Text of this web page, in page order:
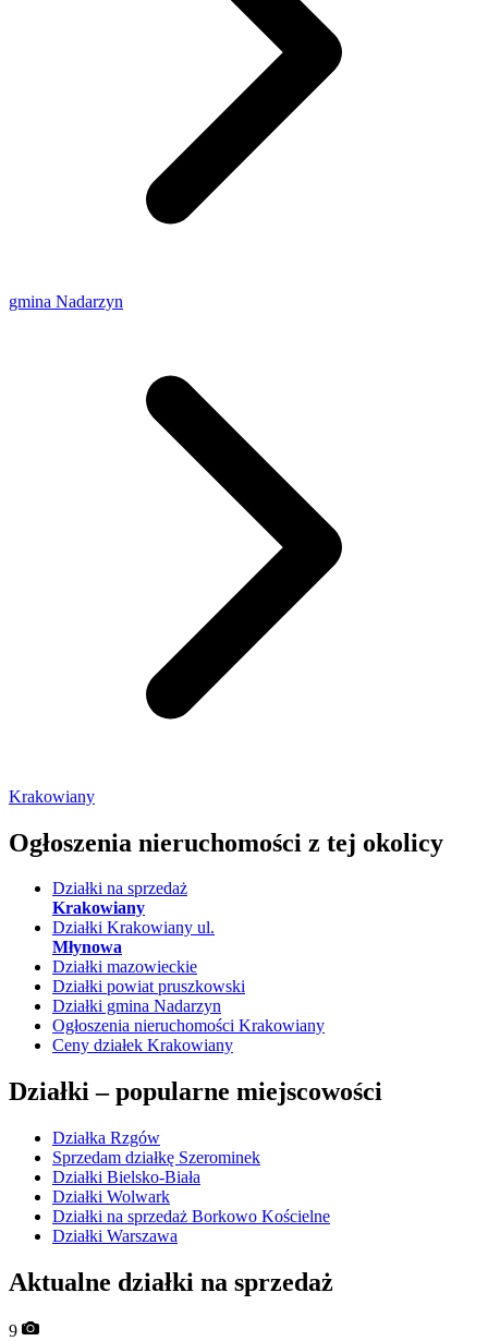
gmina Nadarzyn
Krakowiany
Ogłoszenia nieruchomości z tej okolicy
Działki na sprzedaż
Krakowiany
Działki Krakowiany ul.
Młynowa
Działki mazowieckie
Działki powiat pruszkowski
Działki gmina Nadarzyn
Ogłoszenia nieruchomości Krakowiany
Ceny działek Krakowiany
Działki –popularne miejscowości
Działka Rzgów
Sprzedam działkę Szerominek
Działki Bielsko-Biała
Działki Wolwark
Działki na sprzedaż Borkowo Kościelne
Działki Warszawa
Aktualne działki na sprzedaż
9